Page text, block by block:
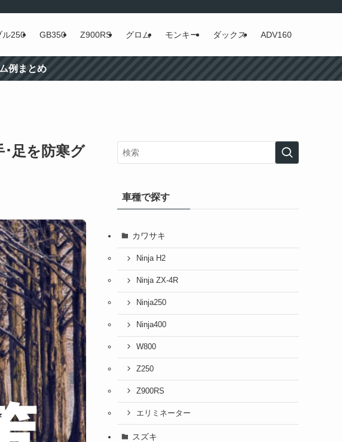
ル250 GB350 Z900RS グロム モンキー ダックス ADV160
例まとめ
･足を防寒グ
車種で探す
カワサキ
Ninja H2
Ninja ZX-4R
Ninja250
Ninja400
W800
Z250
Z900RS
エリミネーター
スズキ